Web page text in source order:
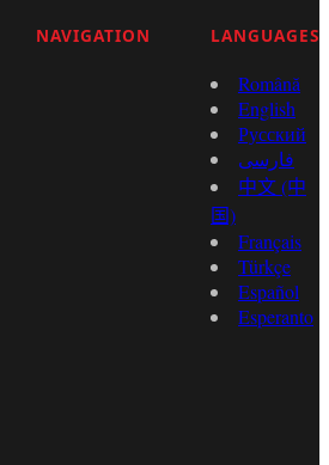
NAVIGATION LANGUAGES
Română
English
Русский
فارسی
中文 (中
国)
Français
Türkçe
Español
Esperanto